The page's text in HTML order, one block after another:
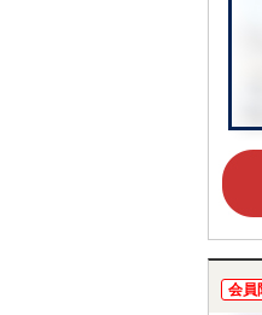
会員